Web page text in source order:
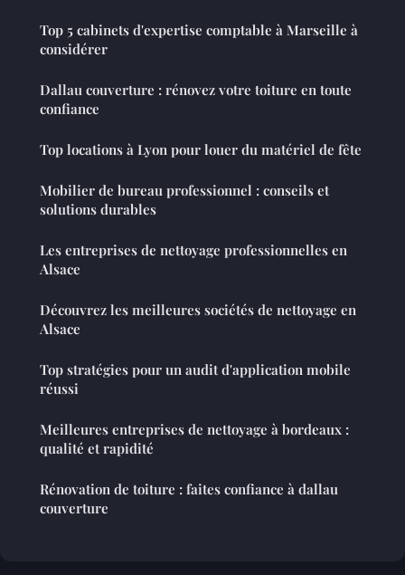
Top 5 cabinets d'expertise comptable à Marseille à
considérer
Dallau couverture : rénovez votre toiture en toute
confiance
Top locations à Lyon pour louer du matériel de fête
Mobilier de bureau professionnel : conseils et
solutions durables
Les entreprises de nettoyage professionnelles en
Alsace
Découvrez les meilleures sociétés de nettoyage en
Alsace
Top stratégies pour un audit d'application mobile
réussi
Meilleures entreprises de nettoyage à bordeaux :
qualité et rapidité
Rénovation de toiture : faites confiance à dallau
couverture